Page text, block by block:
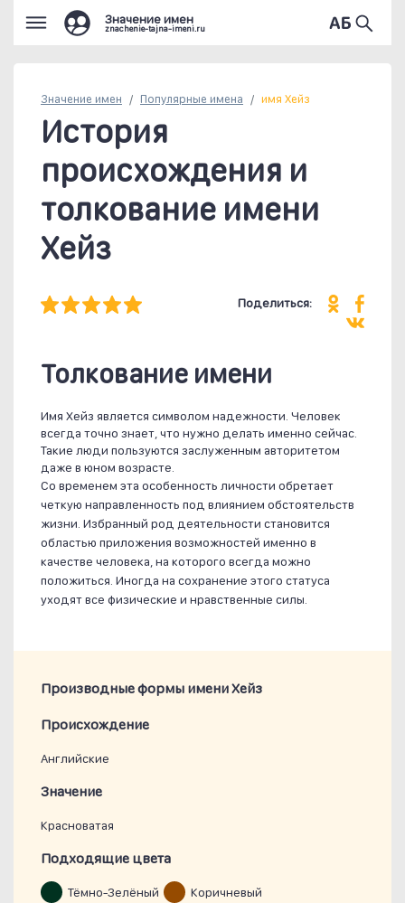
Значение имен
znachenie-tajna-imeni.ru
Значение имен Популярные имена имя Хейз
История
происхождения и
толкование имени
Хейз
Поделиться:
Толкование имени
Имя Хейз является символом надежности. Человек
всегда точно знает, что нужно делать именно сейчас.
Такие люди пользуются заслуженным авторитетом
даже в юном возрасте.
Со временем эта особенность личности обретает
четкую направленность под влиянием обстоятельств
жизни. Избранный род деятельности становится
областью приложения возможностей именно в
качестве человека, на которого всегда можно
положиться. Иногда на сохранение этого статуса
уходят все физические и нравственные силы.
Производные формы имени Хейз
Проиcхождение
Английские
Значение
Красноватая
Подходящие цвета
Тёмно-Зелёный Коричневый